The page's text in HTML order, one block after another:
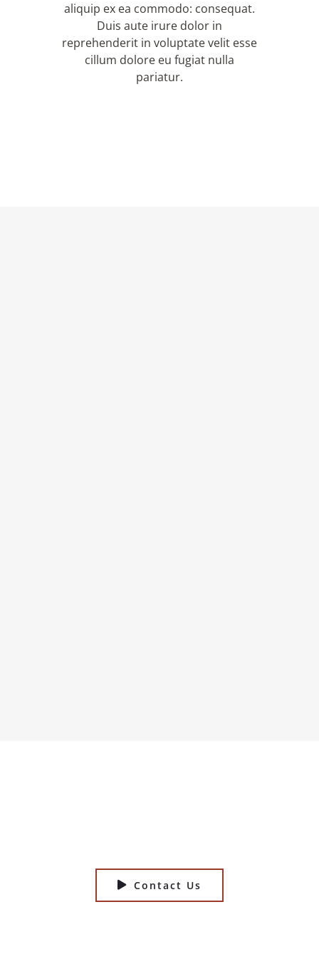
aliquip ex ea commodo: consequat.
Duis aute irure dolor in
reprehenderit in voluptate velit esse
cillum dolore eu fugiat nulla
pariatur.
Contact Us